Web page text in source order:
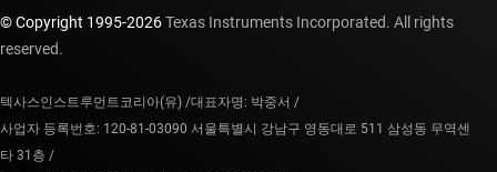
© Copyright 1995-2026Texas Instruments Incorporated. All rights
reserved.
텍사스인스트루먼트코리아(유) /대표자명: 박중서 /
사업자 등록번호: 120-81-03090 서울특별시 강남구 영동대로 511 삼성동 무역센
타 31층 /